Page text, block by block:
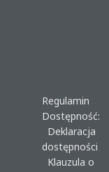
Regulamin
Dostępność:
Deklaracja
dostępności
Klauzula o